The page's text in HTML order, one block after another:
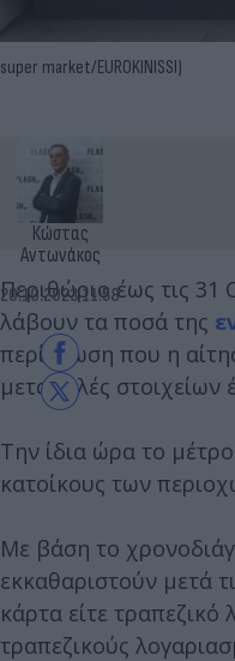
super market/EUROKINISSI)
Κώστας
Αντωνάκος
20.10.2023 11:58
Περιθώριο έως τις
λάβουν τα ποσά της
περίπτωση που η
μεταβολές
Την ίδια ώρα το
κατοίκους των
Με βάση το
εκκαθαριστούν μετά
κάρτα είτε
τραπεζικούς